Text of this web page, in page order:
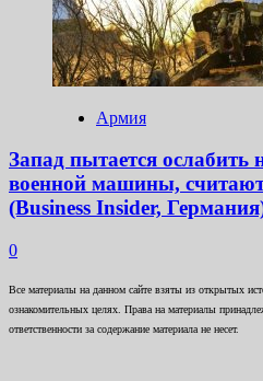
Армия
Запад пытается ослабить
военной машины,
(Business Insider,
0
Все материалы на данном сайте взяты из открытых
ознакомительных целях. Права на материалы
ответственности за содержание материала не несет.